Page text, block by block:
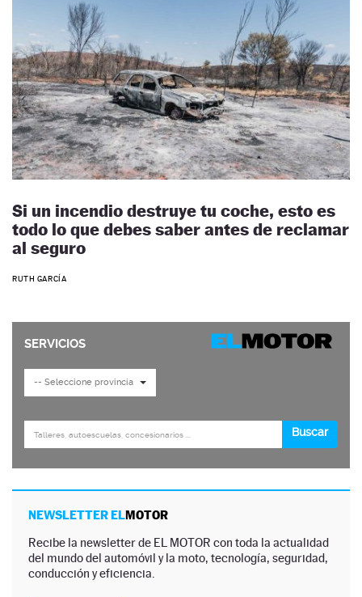
Si un incendio destruye tu coche, esto es
todo lo que debes saber antes de reclamar
al seguro
RUTH GARCÍA
NEWSLETTER ELMOTOR
Recibe la newsletter de EL MOTOR con toda la actualidad
del mundo del automóvil y la moto, tecnología, seguridad,
conducción y eficiencia.